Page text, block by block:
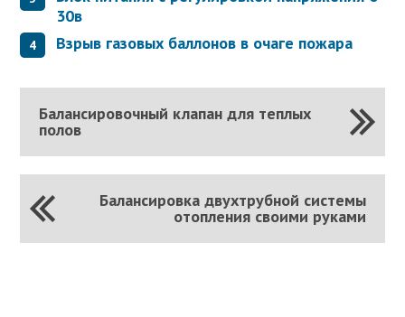
30в
Взрыв газовых баллонов в очаге пожара
Балансировочный клапан для теплых
полов
Балансировка двухтрубной системы
отопления своими руками